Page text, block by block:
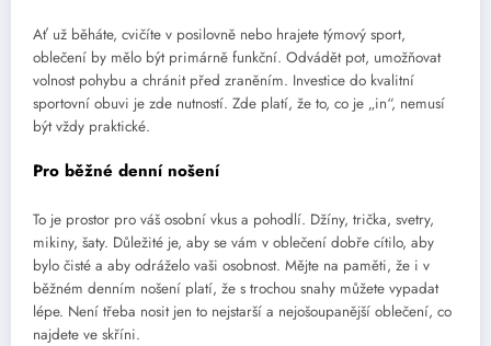
Ať už běháte, cvičíte v posilovně nebo hrajete týmový sport,
oblečení by mělo být primárně funkční. Odvádět pot, umožňovat
volnost pohybu a chránit před zraněním. Investice do kvalitní
sportovní obuvi je zde nutností. Zde platí, že to, co je „in“, nemusí
být vždy praktické.
Pro běžné denní nošení
To je prostor pro váš osobní vkus a pohodlí. Džíny, trička, svetry,
mikiny, šaty. Důležité je, aby se vám v oblečení dobře cítilo, aby
bylo čisté a aby odráželo vaši osobnost. Mějte na paměti, že i v
běžném denním nošení platí, že s trochou snahy můžete vypadat
lépe. Není třeba nosit jen to nejstarší a nejošoupanější oblečení, co
najdete ve skříni.